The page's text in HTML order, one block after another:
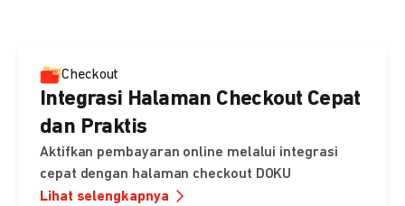
Checkout
Integrasi Halaman Checkout Cepat
dan Praktis
Aktifkan pembayaran online melalui integrasi
cepat dengan halaman checkout DOKU
Lihat selengkapnya